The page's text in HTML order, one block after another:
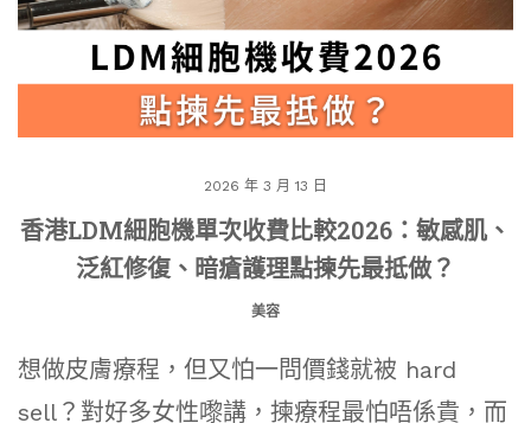
2026 年 3 月 13 日
香港LDM細胞機單次收費比較2026：敏感肌、
泛紅修復、暗瘡護理點揀先最抵做？
美容
想做皮膚療程，但又怕一問價錢就被 hard
sell？對好多女性嚟講，揀療程最怕唔係貴，而